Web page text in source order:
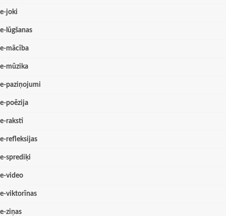
e-joki
e-lūgšanas
e-mācība
e-mūzika
e-paziņojumi
e-poēzija
e-raksti
e-refleksijas
e-sprediķi
e-video
e-viktorīnas
e-ziņas